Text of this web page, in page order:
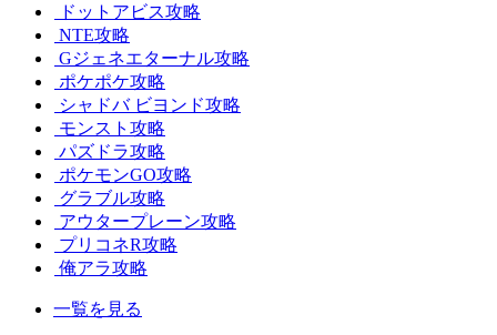
ドットアビス攻略
NTE攻略
Gジェネエターナル攻略
ポケポケ攻略
シャドバ ビヨンド攻略
モンスト攻略
パズドラ攻略
ポケモンGO攻略
グラブル攻略
アウタープレーン攻略
プリコネR攻略
俺アラ攻略
一覧を見る